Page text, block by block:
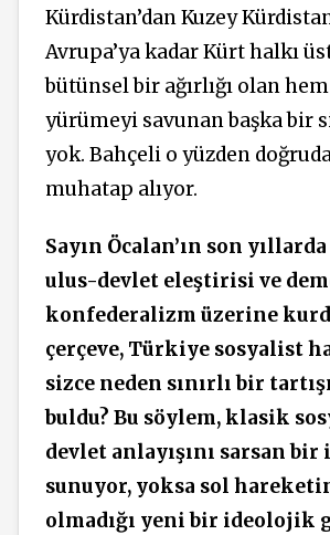
Kürdistan’dan Kuzey
Avrupa’ya kadar Kürt halkı
bütünsel bir ağırlığı olan
yürümeyi savunan başka bir
yok. Bahçeli o yüzden
muhatap alıyor.
Sayın Öcalan’ın son
ulus-devlet eleştirisi ve
konfederalizm üzerine
çerçeve, Türkiye sosyalist
sizce neden sınırlı bir
buldu? Bu söylem, klasik
devlet anlayışını sarsan bir
sunuyor, yoksa sol
olmadığı yeni bir ideolojik